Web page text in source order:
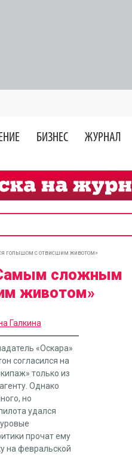
БИЗНЕС ЖУРНАЛ
голышом с отвисшим животом»
сложным
животом»
Галкина
«Оскара»
согласился на
только из
Однако
но
удался
прочат ему
на февральской